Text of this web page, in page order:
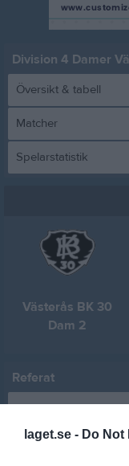
laget.se - Do
Division 4 Damer
Översikt & tabell
Matcher
Spelarstatistik
Västerås BK 30
Dam 2
Referat
Referat: